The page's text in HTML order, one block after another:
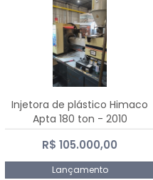
Injetora de plástico Himaco
Apta 180 ton - 2010
R$ 105.000,00
Lançamento